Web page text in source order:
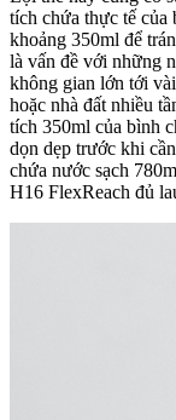
tích chứa thực tế của
khoảng 350ml để
là vấn đề với những
không gian lớn tới
hoặc nhà đất nhiều
tích 350ml của bình
dọn dẹp trước khi
chứa nước sạch
H16 FlexReach đủ